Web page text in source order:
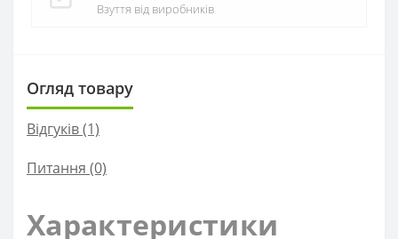
Взуття від виробників
Огляд товару
Відгуків (1)
Питання (0)
Характеристики